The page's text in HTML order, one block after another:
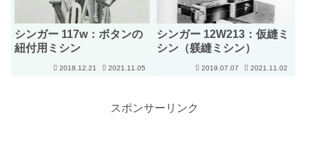
シンガー 117w：ボタンの
紐付用ミシン
2018.12.21 2021.11.05
シンガー 12W213：仮縫ミ
シン（躾縫ミシン）
2019.07.07 2021.11.02
スポンサーリンク